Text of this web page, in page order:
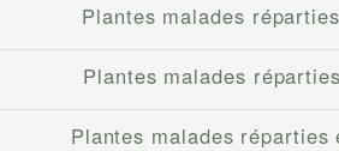
Plantes malades
Plantes malades
Plantes malades réparties